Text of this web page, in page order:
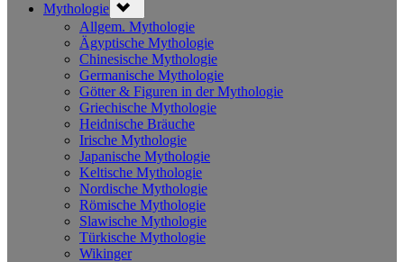
Mythologie sub-
menu
Allgem. Mythologie
Ägyptische Mythologie
Chinesische Mythologie
Germanische Mythologie
Götter & Figuren in der Mythologie
Griechische Mythologie
Heidnische Bräuche
Irische Mythologie
Japanische Mythologie
Keltische Mythologie
Nordische Mythologie
Römische Mythologie
Slawische Mythologie
Türkische Mythologie
Wikinger